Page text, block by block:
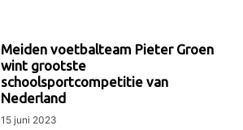
Meiden voetbalteam Pieter Groen
wint grootste
schoolsportcompetitie van
Nederland
15 juni 2023